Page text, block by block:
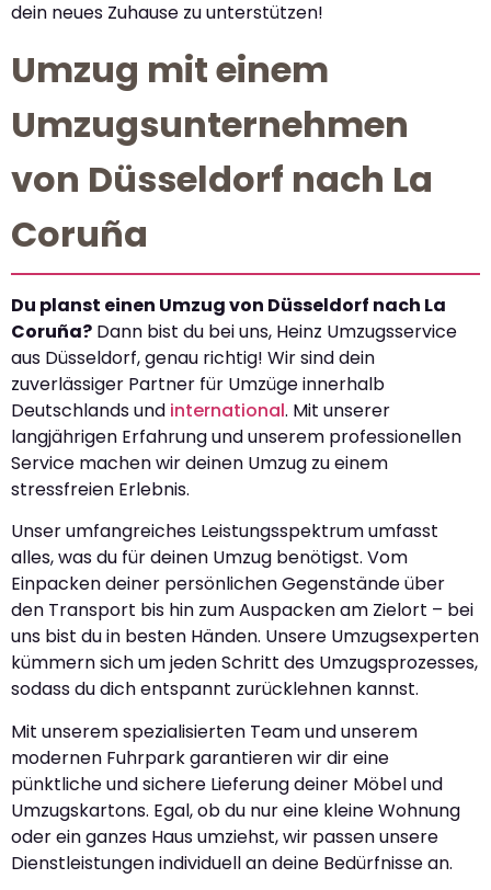
dein neues Zuhause zu unterstützen!
Umzug mit einem
Umzugsunternehmen
von Düsseldorf nach La
Coruña
Du planst einen Umzug von Düsseldorf nach La
Coruña? Dann bist du bei uns, Heinz Umzugsservice
aus Düsseldorf, genau richtig! Wir sind dein
zuverlässiger Partner für Umzüge innerhalb
Deutschlands und international. Mit unserer
langjährigen Erfahrung und unserem professionellen
Service machen wir deinen Umzug zu einem
stressfreien Erlebnis.
Unser umfangreiches Leistungsspektrum umfasst
alles, was du für deinen Umzug benötigst. Vom
Einpacken deiner persönlichen Gegenstände über
den Transport bis hin zum Auspacken am Zielort – bei
uns bist du in besten Händen. Unsere Umzugsexperten
kümmern sich um jeden Schritt des Umzugsprozesses,
sodass du dich entspannt zurücklehnen kannst.
Mit unserem spezialisierten Team und unserem
modernen Fuhrpark garantieren wir dir eine
pünktliche und sichere Lieferung deiner Möbel und
Umzugskartons. Egal, ob du nur eine kleine Wohnung
oder ein ganzes Haus umziehst, wir passen unsere
Dienstleistungen individuell an deine Bedürfnisse an.